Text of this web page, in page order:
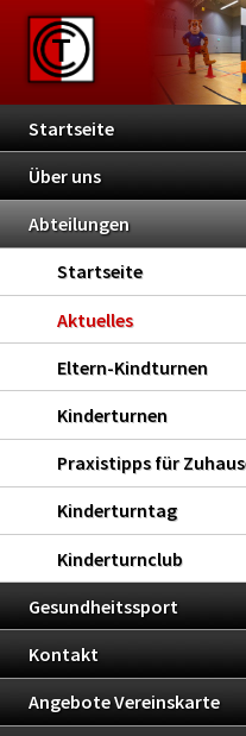
Startseite
Über uns
Abteilungen
Startseite
Aktuelles
Eltern-Kindturnen
Kinderturnen
Praxistipps für
Kinderturntag
Kinderturnclub
Gesundheitssport
Kontakt
Angebote Vereinskarte